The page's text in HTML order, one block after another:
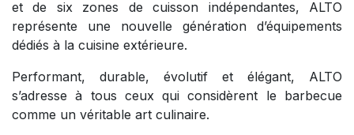
et de six zones de cuisson indépendantes, ALTO
représente une nouvelle génération d’équipements
dédiés à la cuisine extérieure.
Performant, durable, évolutif et élégant, ALTO
s’adresse à tous ceux qui considèrent le barbecue
comme un véritable art culinaire.